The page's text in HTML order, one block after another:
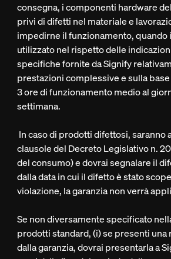
consegna, i componenti hardware
privi di difetti nel materiale e
impedirne il funzionamento, quando
utilizzato nel rispetto delle
specifiche fornite da Signify
prestazioni complessive e sulla
3 ore di funzionamento medio al
settimana.
In caso di prodotti difettosi, saranno
clausole del Decreto Legislativo n.
del consumo) e dovrai segnalare il
dalla data in cui il difetto è stato
violazione, la garanzia non verrà
Se non diversamente specificato
prodotti standard, (i) se presenti
dalla garanzia, dovrai presentarla a